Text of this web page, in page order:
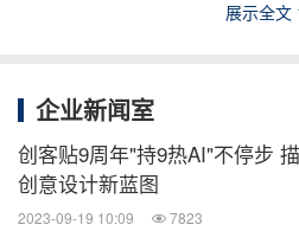
品，解读不同人眼中“万物闪
益活动信息还将同步登陆全国
家五星级酒店，画展作品还
源公益艺术画册，让公益传
入。
展示全文
企业新闻室
创客贴9周年"持9热AI"不停步
创意设计新蓝图
2023-09-19 10:09 7823